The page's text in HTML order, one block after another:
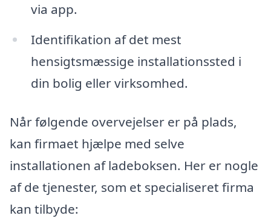
via app.
Identifikation af det mest
hensigtsmæssige installationssted i
din bolig eller virksomhed.
Når følgende overvejelser er på plads,
kan firmaet hjælpe med selve
installationen af ladeboksen. Her er nogle
af de tjenester, som et specialiseret firma
kan tilbyde: